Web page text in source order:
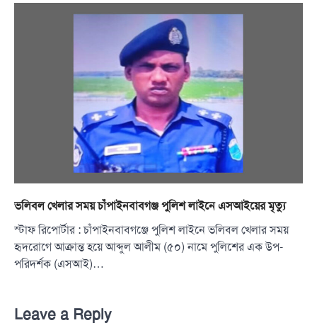
ভলিবল খেলার সময় চাঁপাইনবাবগঞ্জ পুলিশ লাইনে এসআইয়ের মৃত্যু
স্টাফ রিপোর্টার : চাঁপাইনবাবগঞ্জে পুলিশ লাইনে ভলিবল খেলার সময়
হৃদরোগে আক্রান্ত হয়ে আব্দুল আলীম (৫০) নামে পুলিশের এক উপ-
পরিদর্শক (এসআই)…
Leave a Reply